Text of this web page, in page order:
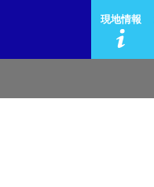
現地情報